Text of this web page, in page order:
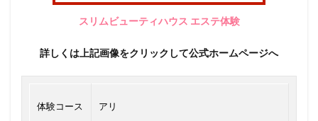
スリムビューティハウス エステ体験
詳しくは上記画像をクリックして公式ホームページへ
体験コース アリ